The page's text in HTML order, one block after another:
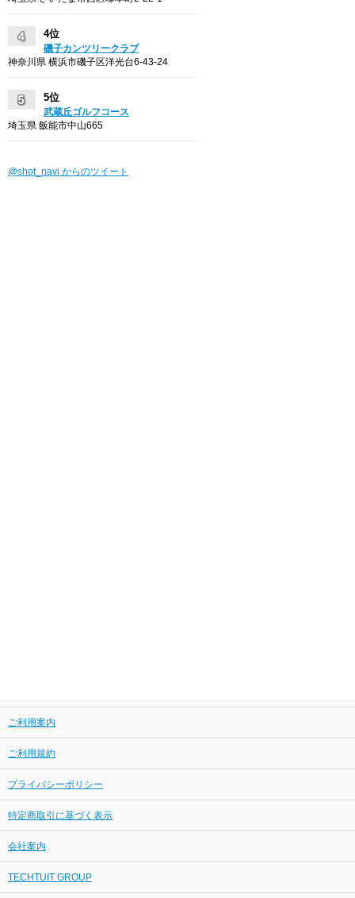
4位
磯子カンツリークラブ
神奈川県 横浜市磯子区洋光台6-43-24
5位
武蔵丘ゴルフコース
埼玉県 飯能市中山665
@shot_navi からのツイート
ご利用案内
ご利用規約
プライバシーポリシー
特定商取引に基づく表示
会社案内
TECHTUIT GROUP